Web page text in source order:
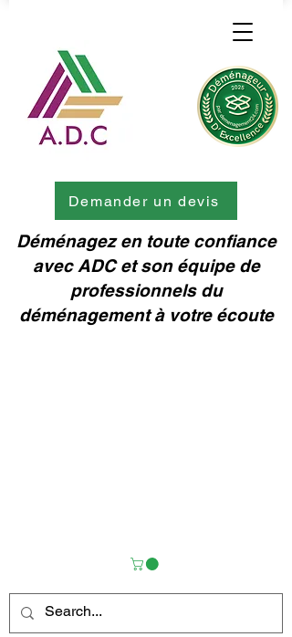
Déménagez en toute confiance
avec ADC et son équipe de
professionnels du
déménagement à votre écoute
Demander un devis